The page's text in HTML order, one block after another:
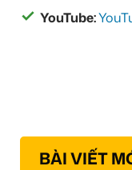
YouTube:
BÀI VIẾT